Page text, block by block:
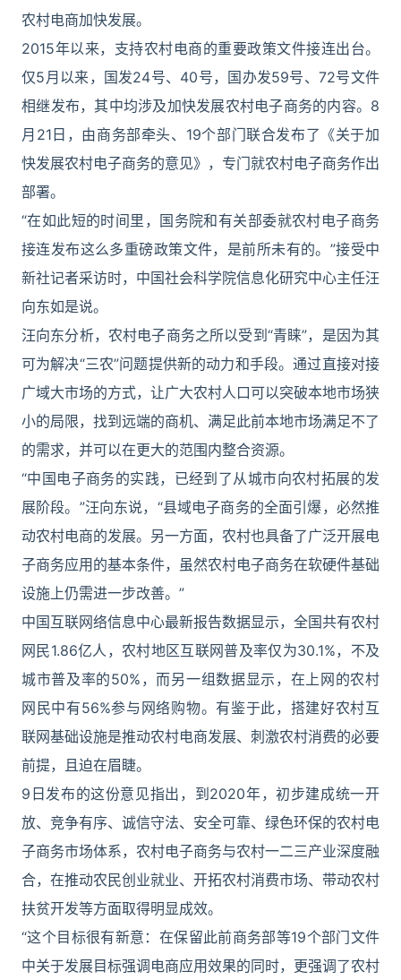
农村电商加快发展。
2015年以来，支持农村电商的重要政策文件接连出台。
仅5月以来，国发24号、40号，国办发59号、72号文件
相继发布，其中均涉及加快发展农村电子商务的内容。8
月21日，由商务部牵头、19个部门联合发布了《关于加
快发展农村电子商务的意见》，专门就农村电子商务作出
部署。
“在如此短的时间里，国务院和有关部委就农村电子商务
接连发布这么多重磅政策文件，是前所未有的。”接受中
新社记者采访时，中国社会科学院信息化研究中心主任汪
向东如是说。
汪向东分析，农村电子商务之所以受到“青睐”，是因为其
可为解决“三农”问题提供新的动力和手段。通过直接对接
广域大市场的方式，让广大农村人口可以突破本地市场狭
小的局限，找到远端的商机、满足此前本地市场满足不了
的需求，并可以在更大的范围内整合资源。
“中国电子商务的实践，已经到了从城市向农村拓展的发
展阶段。”汪向东说，“县域电子商务的全面引爆，必然推
动农村电商的发展。另一方面，农村也具备了广泛开展电
子商务应用的基本条件，虽然农村电子商务在软硬件基础
设施上仍需进一步改善。”
中国互联网络信息中心最新报告数据显示，全国共有农村
网民1.86亿人，农村地区互联网普及率仅为30.1%，不及
城市普及率的50%，而另一组数据显示，在上网的农村
网民中有56%参与网络购物。有鉴于此，搭建好农村互
联网基础设施是推动农村电商发展、刺激农村消费的必要
前提，且迫在眉睫。
9日发布的这份意见指出，到2020年，初步建成统一开
放、竞争有序、诚信守法、安全可靠、绿色环保的农村电
子商务市场体系，农村电子商务与农村一二三产业深度融
合，在推动农民创业就业、开拓农村消费市场、带动农村
扶贫开发等方面取得明显成效。
“这个目标很有新意：在保留此前商务部等19个部门文件
中关于发展目标强调电商应用效果的同时，更强调了农村